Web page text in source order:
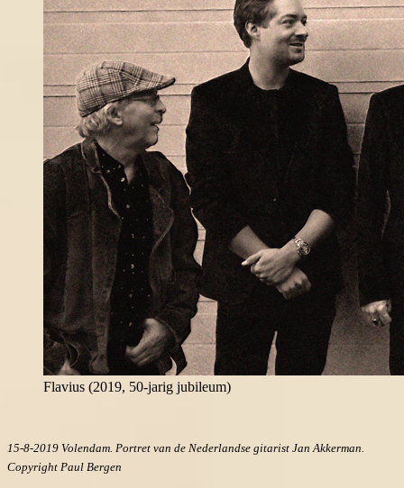
Flavius (2019, 50-jarig jubileum)
15-8-2019 Volendam. Portret van de Nederlandse gitarist Jan Akkerman.
Copyright Paul Bergen